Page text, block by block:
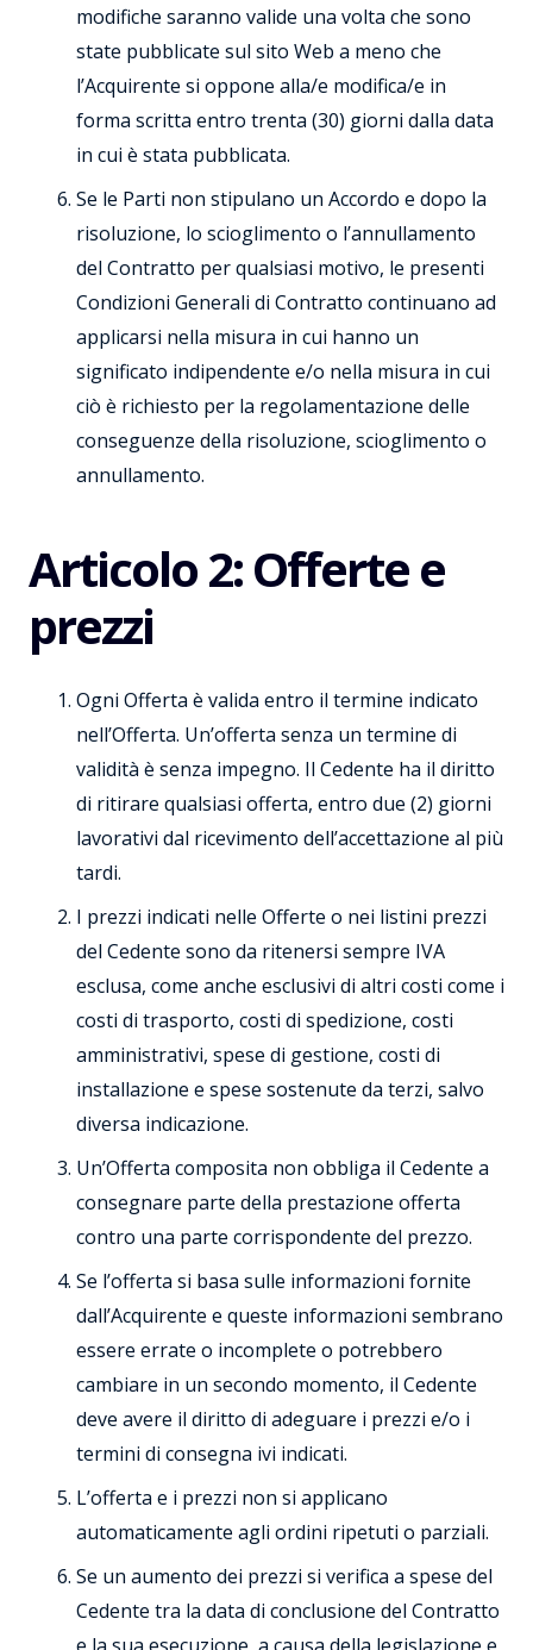
modifiche saranno valide una volta che sono
state pubblicate sul sito Web a meno che
l’Acquirente si oppone alla/e modifica/e in
forma scritta entro trenta (30) giorni dalla data
in cui è stata pubblicata.
Se le Parti non stipulano un Accordo e dopo la
risoluzione, lo scioglimento o l’annullamento
del Contratto per qualsiasi motivo, le presenti
Condizioni Generali di Contratto continuano ad
applicarsi nella misura in cui hanno un
significato indipendente e/o nella misura in cui
ciò è richiesto per la regolamentazione delle
conseguenze della risoluzione, scioglimento o
annullamento.
Articolo 2: Offerte e
prezzi
Ogni Offerta è valida entro il termine indicato
nell’Offerta. Un’offerta senza un termine di
validità è senza impegno. Il Cedente ha il diritto
di ritirare qualsiasi offerta, entro due (2) giorni
lavorativi dal ricevimento dell’accettazione al più
tardi.
I prezzi indicati nelle Offerte o nei listini prezzi
del Cedente sono da ritenersi sempre IVA
esclusa, come anche esclusivi di altri costi come i
costi di trasporto, costi di spedizione, costi
amministrativi, spese di gestione, costi di
installazione e spese sostenute da terzi, salvo
diversa indicazione.
Un’Offerta composita non obbliga il Cedente a
consegnare parte della prestazione offerta
contro una parte corrispondente del prezzo.
Se l’offerta si basa sulle informazioni fornite
dall’Acquirente e queste informazioni sembrano
essere errate o incomplete o potrebbero
cambiare in un secondo momento, il Cedente
deve avere il diritto di adeguare i prezzi e/o i
termini di consegna ivi indicati.
L’offerta e i prezzi non si applicano
automaticamente agli ordini ripetuti o parziali.
Se un aumento dei prezzi si verifica a spese del
Cedente tra la data di conclusione del Contratto